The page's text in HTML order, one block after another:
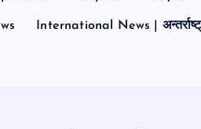
International News |